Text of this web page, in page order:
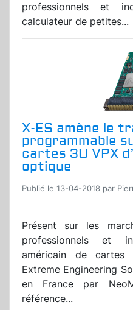
professionnels et
calculateur de petites...
X-ES amène le
programmable
cartes 3U VPX
optique
Publié le 13-04-2018 par
Présent sur les
professionnels et
américain de cartes
Extreme Engineering
en France par
référence...